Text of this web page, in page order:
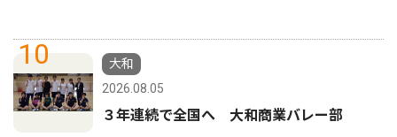
10
大和
2026.08.05
３年連続で全国へ 大和商業バレー部